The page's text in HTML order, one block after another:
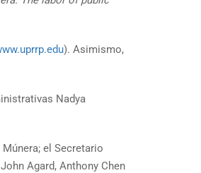
). Asimismo,
Nadya
el Secretario
Agard, Anthony Chen